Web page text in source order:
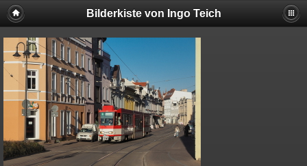
Bilderkiste von Ingo Teich